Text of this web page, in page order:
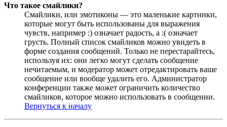
Что такое смайлики?
Смайлики, или эмотиконы — это маленькие картинки,
которые могут быть использованы для выражения
чувств, например :) означает радость, а :( означает
грусть. Полный список смайликов можно увидеть в
форме создания сообщений. Только не перестарайтесь,
используя их: они легко могут сделать сообщение
нечитаемым, и модератор может отредактировать ваше
сообщение или вообще удалить его. Администратор
конференции также может ограничить количество
смайликов, которое можно использовать в сообщении.
Вернуться к началу